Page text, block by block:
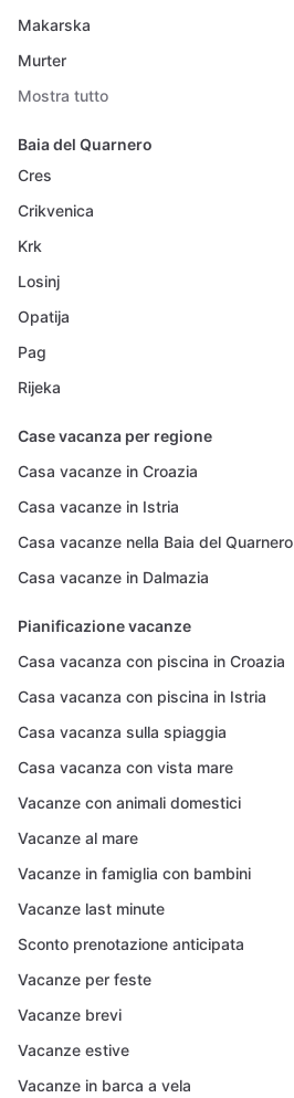
Makarska
Murter
Mostra tutto
Baia del Quarnero
Cres
Crikvenica
Krk
Losinj
Opatija
Pag
Rijeka
Case vacanza per regione
Casa vacanze in Croazia
Casa vacanze in Istria
Casa vacanze nella Baia del Quarnero
Casa vacanze in Dalmazia
Pianificazione vacanze
Casa vacanza con piscina in Croazia
Casa vacanza con piscina in Istria
Casa vacanza sulla spiaggia
Casa vacanza con vista mare
Vacanze con animali domestici
Vacanze al mare
Vacanze in famiglia con bambini
Vacanze last minute
Sconto prenotazione anticipata
Vacanze per feste
Vacanze brevi
Vacanze estive
Vacanze in barca a vela